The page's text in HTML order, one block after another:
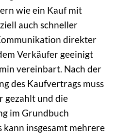
wie ein Kauf mit
auch schneller
direkter
Verkäufer geeinigt
vereinbart. Nach der
des Kaufvertrags muss
gezahlt und die
im Grundbuch
insgesamt mehrere